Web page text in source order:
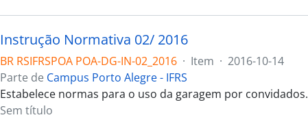
Instrução Normativa 02/ 2016
BR RSIFRSPOA POA-DG-IN-02_2016 · Item · 2016-10-14
Parte de Campus Porto Alegre - IFRS
Estabelece normas para o uso da garagem por convidados.
Sem título